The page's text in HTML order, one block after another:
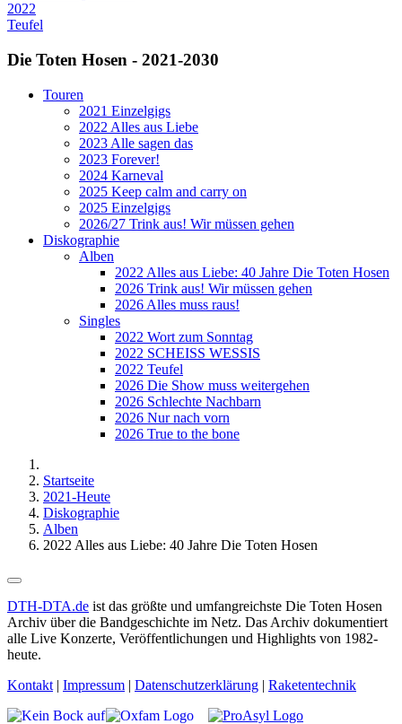
2022
Teufel
Die Toten Hosen - 2021-2030
Touren
2021 Einzelgigs
2022 Alles aus Liebe
2023 Alle sagen das
2023 Forever!
2024 Karneval
2025 Keep calm and carry on
2025 Einzelgigs
2026/27 Trink aus! Wir müssen gehen
Diskographie
Alben
2022 Alles aus Liebe: 40 Jahre Die Toten Hosen
2026 Trink aus! Wir müssen gehen
2026 Alles muss raus!
Singles
2022 Wort zum Sonntag
2022 SCHEISS WESSIS
2022 Teufel
2026 Die Show muss weitergehen
2026 Schlechte Nachbarn
2026 Nur nach vorn
2026 True to the bone
Startseite
2021-Heute
Diskographie
Alben
2022 Alles aus Liebe: 40 Jahre Die Toten Hosen
DTH-DTA.de ist das größte und umfangreichste Die Toten Hosen
Archiv über die Bandgeschichte im Netz. Das Archiv dokumentiert
alle Live Konzerte, Veröffentlichungen und Highlights von 1982-
heute.
Kontakt | Impressum | Datenschutzerklärung | Raketentechnik